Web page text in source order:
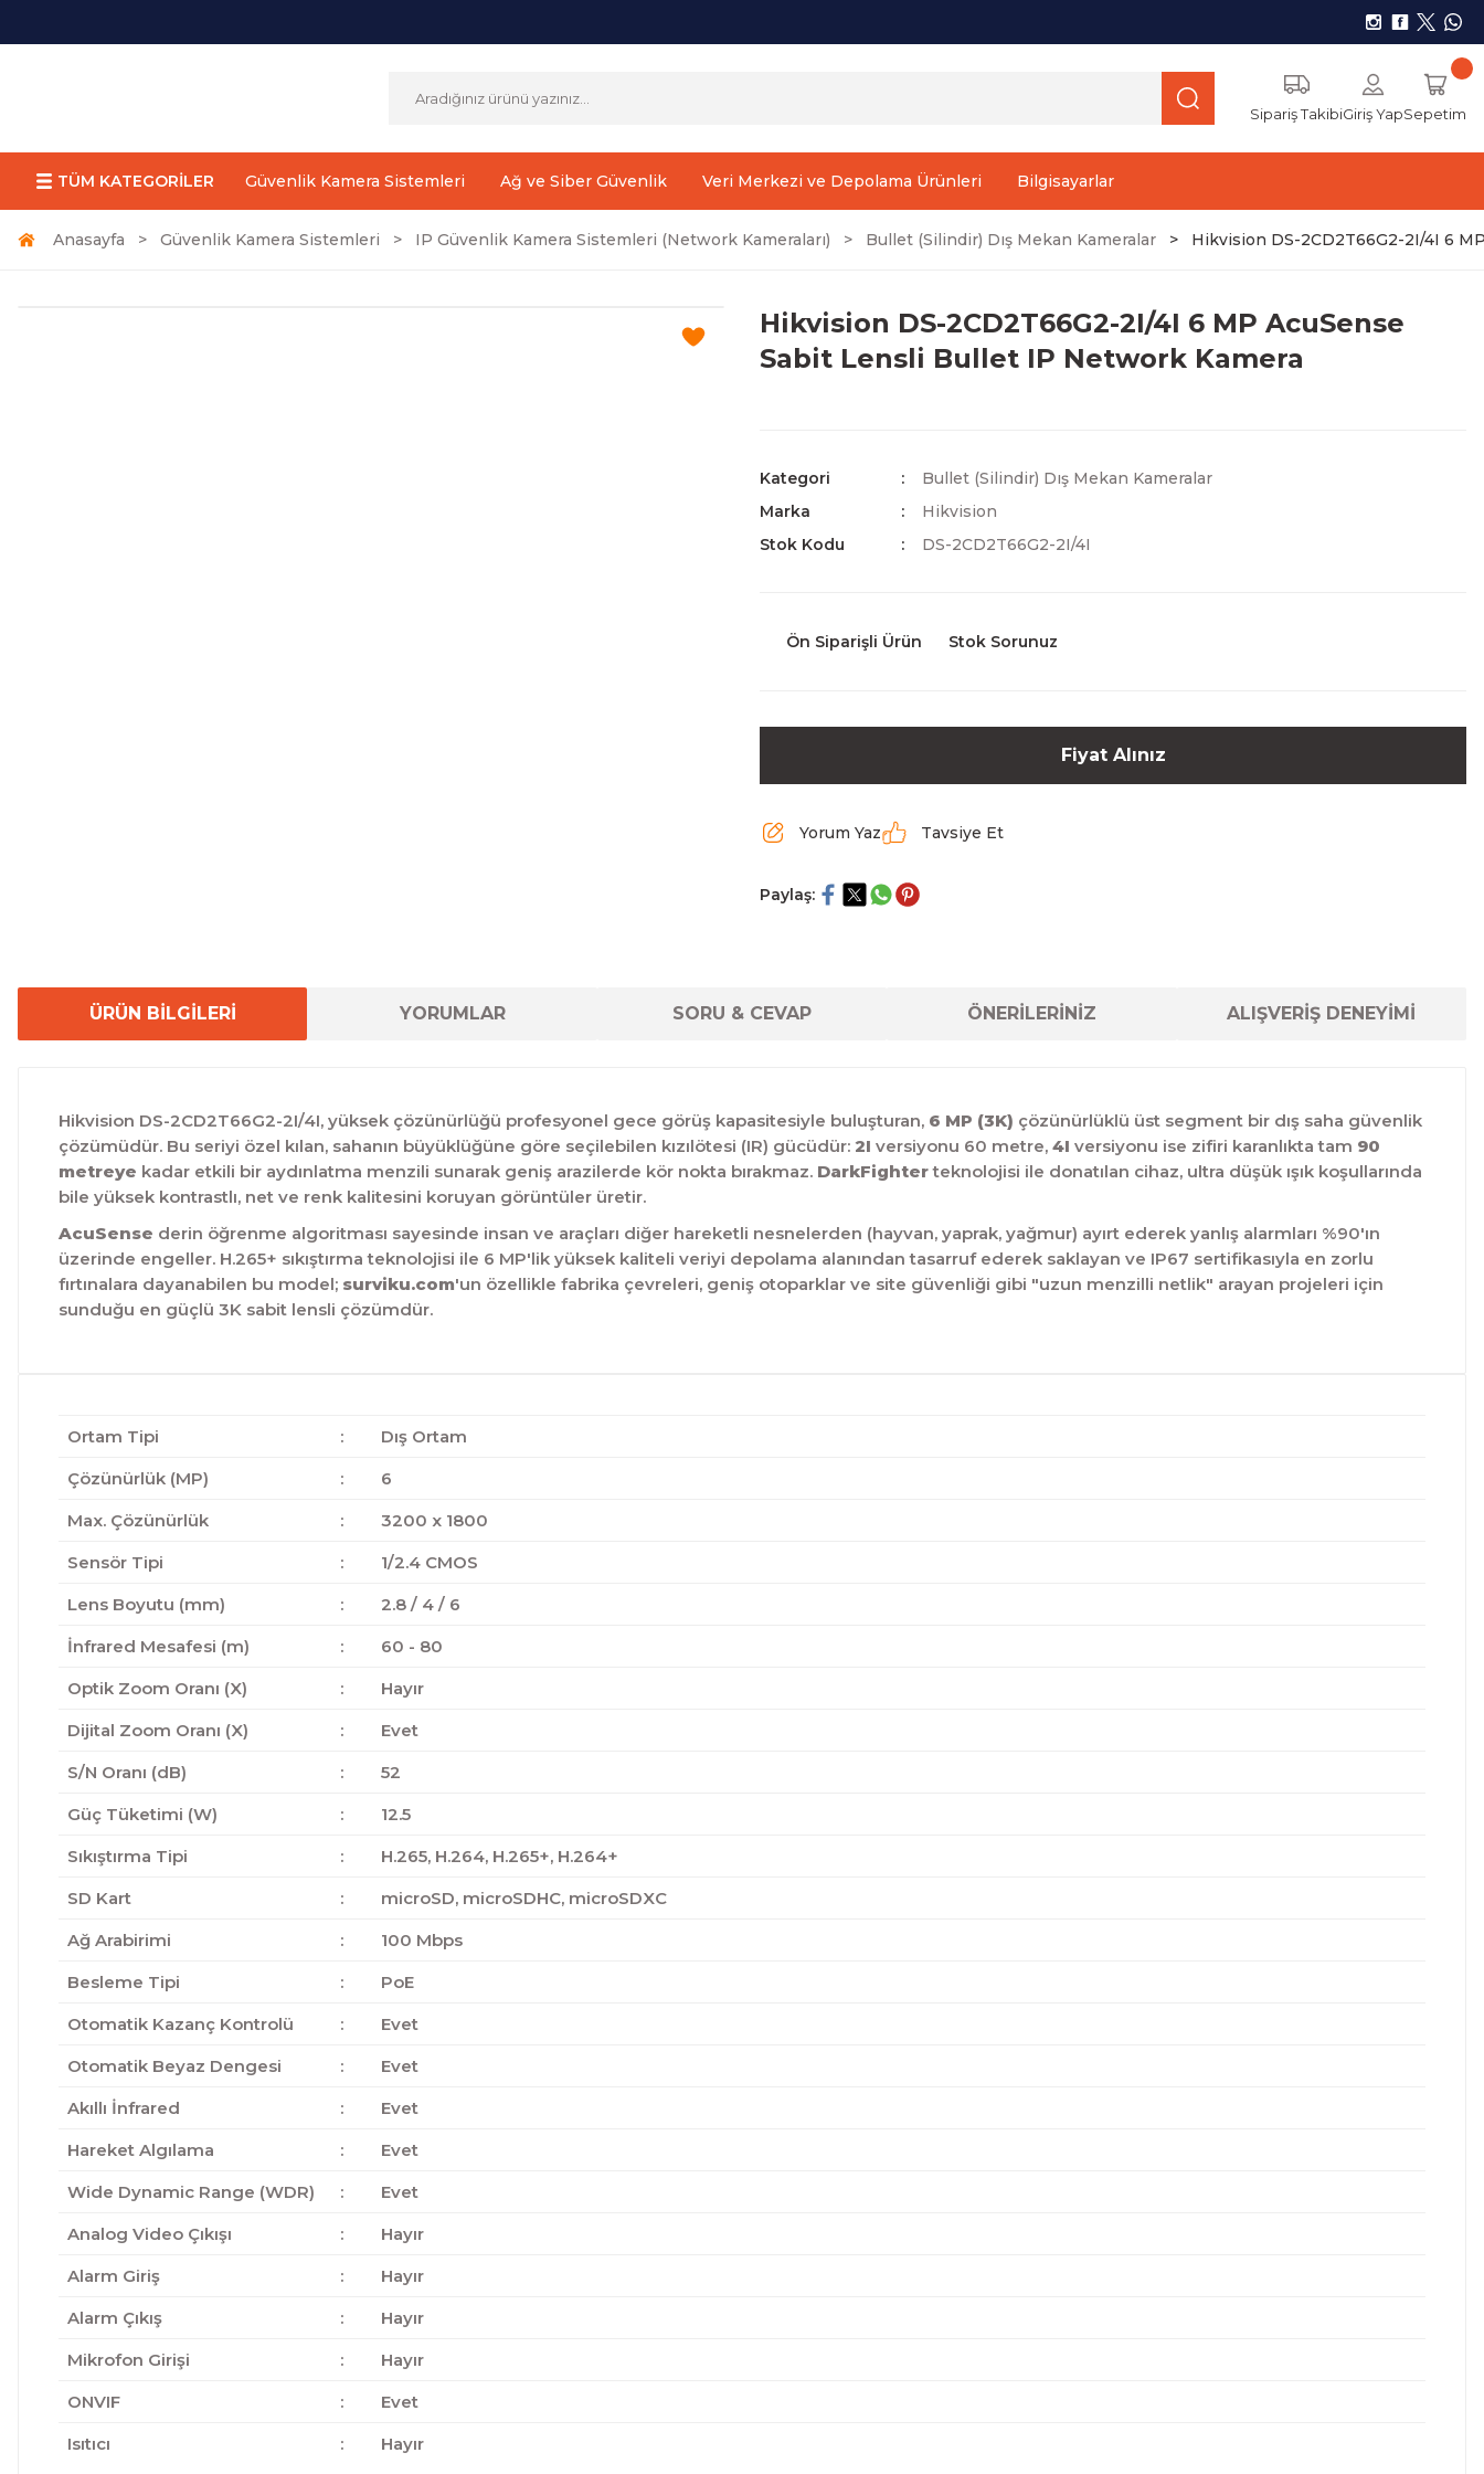
Sipariş TakibiGiriş YapSepetim
TÜM KATEGORİLER Güvenlik Kamera Sistemleri Ağ ve Siber Güvenlik Veri Merkezi ve Depolama Ürünleri Bilgisayarlar
Anasayfa Güvenlik Kamera Sistemleri IP Güvenlik Kamera Sistemleri (Network Kameraları) Bullet (Silindir) Dış Mekan Kameralar Hikvision DS-2CD2T66G2-2I/4I 6
Hikvision DS-2CD2T66G2-2I/4I 6 MP AcuSense
Sabit Lensli Bullet IP Network Kamera
Kategori
Bullet (Silindir) Dış Mekan Kameralar
Marka
Hikvision
Stok Kodu
DS-2CD2T66G2-2I/4I
Ön Siparişli Ürün Stok Sorunuz
Fiyat Alınız
Yorum Yaz Tavsiye Et
Paylaş:
ÜRÜN BİLGİLERİ YORUMLAR SORU & CEVAP ÖNERİLERİNİZ ALIŞVERİŞ DENEYİMİ
Hikvision DS-2CD2T66G2-2I/4I, yüksek çözünürlüğü profesyonel gece görüş kapasitesiyle buluşturan, 6 MP (3K) çözünürlüklü üst segment bir dış saha güvenlik
çözümüdür. Bu seriyi özel kılan, sahanın büyüklüğüne göre seçilebilen kızılötesi (IR) gücüdür: 2I versiyonu 60 metre, 4I versiyonu ise zifiri karanlıkta tam 90
metreye kadar etkili bir aydınlatma menzili sunarak geniş arazilerde kör nokta bırakmaz. DarkFighterteknolojisi ile donatılan cihaz, ultra düşük ışık koşullarında
bile yüksek kontrastlı, net ve renk kalitesini koruyan görüntüler üretir.
AcuSense derin öğrenme algoritması sayesinde insan ve araçları diğer hareketli nesnelerden (hayvan, yaprak, yağmur) ayırt ederek yanlış alarmları %90'ın
üzerinde engeller. H.265+ sıkıştırma teknolojisi ile 6 MP'lik yüksek kaliteli veriyi depolama alanından tasarruf ederek saklayan ve IP67 sertifikasıyla en zorlu
fırtınalara dayanabilen bu model; surviku.com'un özellikle fabrika çevreleri, geniş otoparklar ve site güvenliği gibi "uzun menzilli netlik" arayan projeleri için
sunduğu en güçlü 3K sabit lensli çözümdür.
Ortam Tipi :
Dış Ortam
Çözünürlük (MP)
:
6
Max. Çözünürlük
:
3200 x 1800
Sensör Tipi
:
1/2.4 CMOS
Lens Boyutu (mm)
:
2.8 / 4 / 6
İnfrared Mesafesi (m)
:
60 - 80
Optik Zoom Oranı (X)
:
Hayır
Dijital Zoom Oranı (X)
:
Evet
S/N Oranı (dB)
:
52
Güç Tüketimi (W)
:
12.5
Sıkıştırma Tipi
:
H.265, H.264, H.265+, H.264+
SD Kart
:
microSD, microSDHC, microSDXC
Ağ Arabirimi
:
100 Mbps
Besleme Tipi
:
PoE
Otomatik Kazanç Kontrolü
:
Evet
Otomatik Beyaz Dengesi
:
Evet
Akıllı İnfrared
:
Evet
Hareket Algılama
:
Evet
Wide Dynamic Range (WDR)
:
Evet
Analog Video Çıkışı
:
Hayır
Alarm Giriş
:
Hayır
Alarm Çıkış
:
Hayır
Mikrofon Girişi
:
Hayır
ONVIF
:
Evet
Isıtıcı
: Hayır